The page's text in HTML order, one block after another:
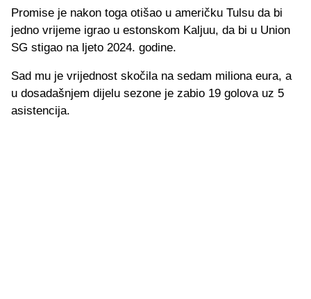
Promise je nakon toga otišao u američku Tulsu da bi
jedno vrijeme igrao u estonskom Kaljuu, da bi u Union
SG stigao na ljeto 2024. godine.
Sad mu je vrijednost skočila na sedam miliona eura, a
u dosadašnjem dijelu sezone je zabio 19 golova uz 5
asistencija.